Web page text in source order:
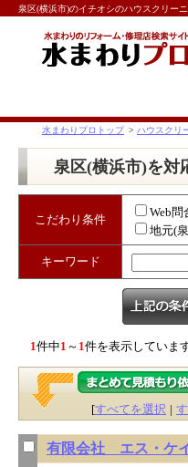
泉区(横浜市)のイチオシのハウスクリー
水まわりプロトップ > ハウスクリ
泉区(横浜市)を対
こだわり条件
Web問
地元(
キーワード
1件中1 ～ 1件を表示しています
[すべてを選択 |
有限会社 エス・ケ